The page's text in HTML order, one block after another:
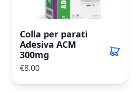
Colla per parati
Adesiva ACM
300mg
€8.00